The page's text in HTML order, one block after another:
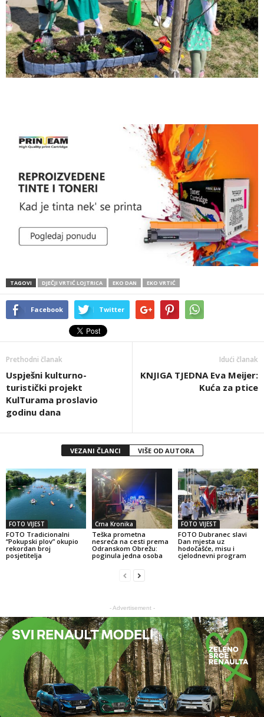
TAGOVI DJEČJI VRTIĆ LOJTRICA EKO DAN EKO VRTIĆ
Facebook Twitter
Prethodni članak
Uspješni kulturno-
turistički projekt
KulTurama proslavio
godinu dana
Idući članak
KNJIGA TJEDNA Eva Meijer:
Kuća za ptice
VEZANI ČLANCI VIŠE OD AUTORA
FOTO VIJEST
FOTO Tradicionalni
“Pokupski plov” okupio
rekordan broj
posjetitelja
Crna Kronika
Teška prometna
nesreća na cesti prema
Odranskom Obrežu:
poginula jedna osoba
FOTO VIJEST
FOTO Dubranec slavi
Dan mjesta uz
hodočašće, misu i
cjelodnevni program
- Advertisement -